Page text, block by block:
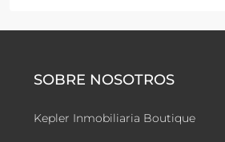
SOBRE NOSOTROS
Kepler Inmobiliaria Boutique